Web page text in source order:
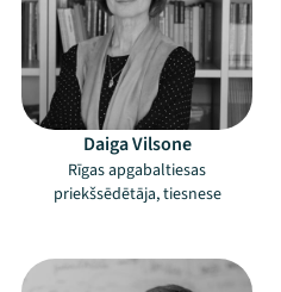
Daiga Vilsone
Rīgas apgabaltiesas
priekšsēdētāja, tiesnese